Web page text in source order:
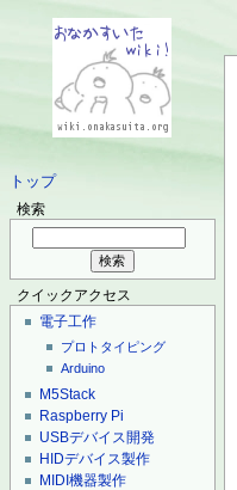
トップ
検索
クイックアクセス
電子工作
プロトタイピング
Arduino
M5Stack
Raspberry Pi
USBデバイス開発
HIDデバイス製作
MIDI機器製作